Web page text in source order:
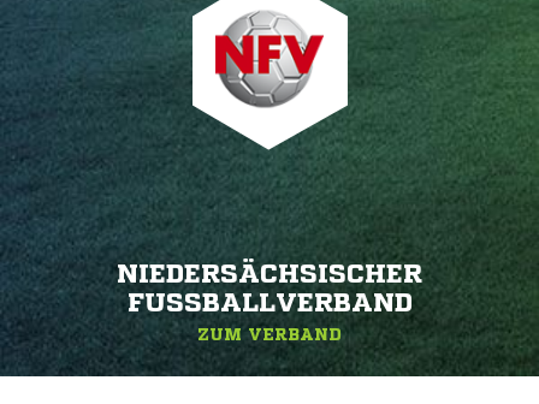
NIEDERSÄCHSISCHER
FUSSBALLVERBAND
ZUM VERBAND